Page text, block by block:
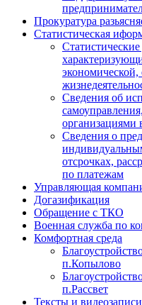
Прокуратура
Статистическая
Сведения об
организациями
Сведения о
отсрочках,
по платежам
Управляющая
Догазификация
Обращение с ТКО
Военная служба по
Комфортная среда
п.Копылово
п.Рассвет
Тексты и